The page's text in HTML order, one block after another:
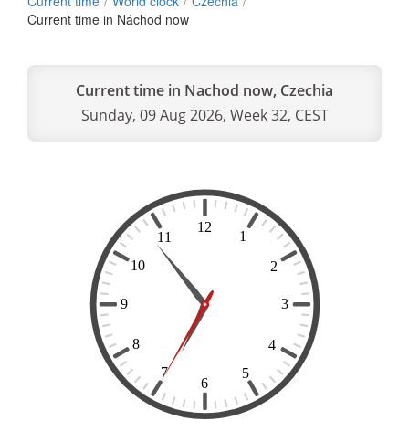
Current time in Náchod now
Current time in Nachod now, Czechia
Sunday, 09 Aug 2026, Week 32, CEST